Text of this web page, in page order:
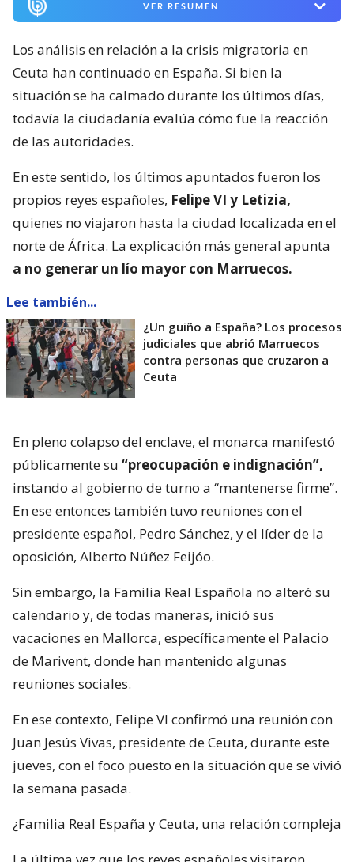
VER RESUMEN
Los análisis en relación a la crisis migratoria en
Ceuta han continuado en España. Si bien la
situación se ha calmado durante los últimos días,
todavía la ciudadanía evalúa cómo fue la reacción
de las autoridades.
En este sentido, los últimos apuntados fueron los
propios reyes españoles, Felipe VI y Letizia,
quienes no viajaron hasta la ciudad localizada en el
norte de África. La explicación más general apunta
a no generar un lío mayor con Marruecos.
Lee también...
¿Un guiño a España? Los procesos
judiciales que abrió Marruecos
contra personas que cruzaron a
Ceuta
En pleno colapso del enclave, el monarca manifestó
públicamente su “preocupación e indignación”,
instando al gobierno de turno a “mantenerse firme”.
En ese entonces también tuvo reuniones con el
presidente español, Pedro Sánchez, y el líder de la
oposición, Alberto Núñez Feijóo.
Sin embargo, la Familia Real Española no alteró su
calendario y, de todas maneras, inició sus
vacaciones en Mallorca, específicamente el Palacio
de Marivent, donde han mantenido algunas
reuniones sociales.
En ese contexto, Felipe VI confirmó una reunión con
Juan Jesús Vivas, presidente de Ceuta, durante este
jueves, con el foco puesto en la situación que se vivió
la semana pasada.
¿Familia Real España y Ceuta, una relación compleja